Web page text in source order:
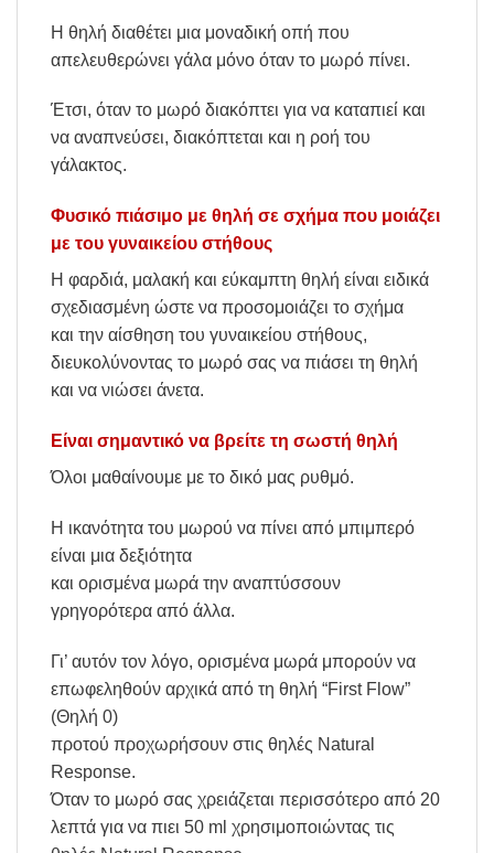
Η θηλή διαθέτει μια μοναδική οπή που
απελευθερώνει γάλα μόνο όταν το μωρό πίνει.
Έτσι, όταν το μωρό διακόπτει για να καταπιεί και
να αναπνεύσει, διακόπτεται και η ροή του
γάλακτος.
Φυσικό πιάσιμο με θηλή σε σχήμα που μοιάζει
με του γυναικείου στήθους
Η φαρδιά, μαλακή και εύκαμπτη θηλή είναι ειδικά
σχεδιασμένη ώστε να προσομοιάζει το σχήμα
και την αίσθηση του γυναικείου στήθους,
διευκολύνοντας το μωρό σας να πιάσει τη θηλή
και να νιώσει άνετα.
Είναι σημαντικό να βρείτε τη σωστή θηλή
Όλοι μαθαίνουμε με το δικό μας ρυθμό.
Η ικανότητα του μωρού να πίνει από μπιμπερό
είναι μια δεξιότητα
και ορισμένα μωρά την αναπτύσσουν
γρηγορότερα από άλλα.
Γι’ αυτόν τον λόγο, ορισμένα μωρά μπορούν να
επωφεληθούν αρχικά από τη θηλή “First Flow”
(Θηλή 0)
προτού προχωρήσουν στις θηλές Natural
Response.
Όταν το μωρό σας χρειάζεται περισσότερο από 20
λεπτά για να πιει 50 ml χρησιμοποιώντας τις